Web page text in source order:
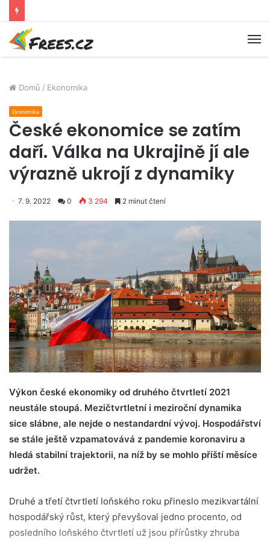
Domů / Ekonomika
Ekonomika
České ekonomice se zatím
daří. Válka na Ukrajině jí ale
výrazně ukrojí z dynamiky
7. 9. 2022 0 3 294 2 minut čtení
Výkon české ekonomiky od druhého čtvrtletí 2021
neustále stoupá. Mezičtvrtletní i meziroční dynamika
sice slábne, ale nejde o nestandardní vývoj. Hospodářství
se stále ještě vzpamatovává z pandemie koronaviru a
hledá stabilní trajektorii, na níž by se mohlo příští měsíce
udržet.
Druhé a třetí čtvrtletí loňského roku přineslo mezikvartální
hospodářský růst, který převyšoval jedno procento, od
posledního loňského čtvrtletí už jsou přírůstky zhruba